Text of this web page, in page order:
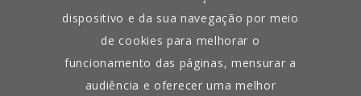
dispositivo e da sua navegação por meio
de cookies para melhorar o
funcionamento das páginas, mensurar a
audiência e oferecer uma melhor